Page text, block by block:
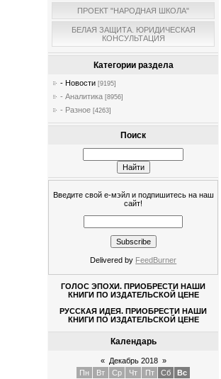
ПРОЕКТ "НАРОДНАЯ ШКОЛА"
БЕЛАЯ ЗАЩИТА. ЮРИДИЧЕСКАЯ
КОНСУЛЬТАЦИЯ
Категории раздела
- Новости [9195]
- Аналитика [8956]
- Разное [4263]
Поиск
Введите свой е-мэйл и подпишитесь на наш
сайт!
Delivered by FeedBurner
ГОЛОС ЭПОХИ. ПРИОБРЕСТИ НАШИ
КНИГИ ПО ИЗДАТЕЛЬСКОЙ ЦЕНЕ
РУССКАЯ ИДЕЯ. ПРИОБРЕСТИ НАШИ
КНИГИ ПО ИЗДАТЕЛЬСКОЙ ЦЕНЕ
Календарь
« Декабрь 2018 »
Пн
Вт Ср Чт Пт Сб
Вс